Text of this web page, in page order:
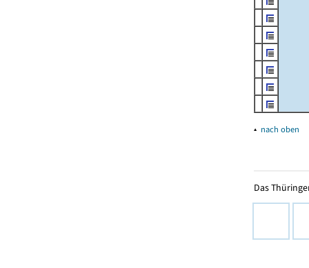
▴ nach oben
Das